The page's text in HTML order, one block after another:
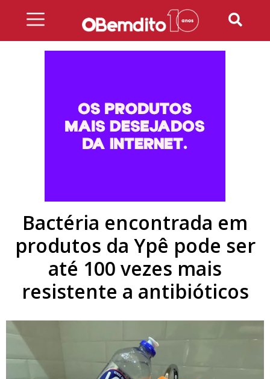
Bactéria encontrada em
produtos da Ypê pode ser
até 100 vezes mais
resistente a antibióticos